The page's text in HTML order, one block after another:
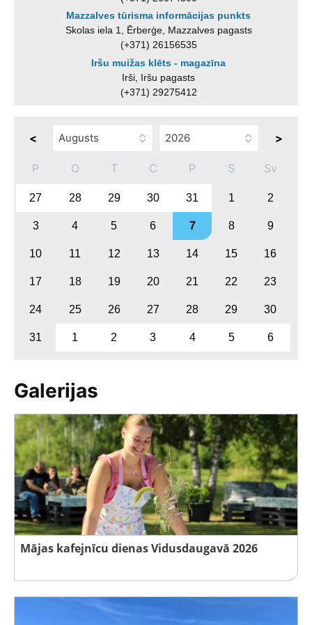
Mazzalves tūrisma informācijas punkts
Skolas iela 1, Ērberģe, Mazzalves pagasts
(+371) 26156535
Iršu muižas klēts - magazīna
Irši, Iršu pagasts
(+371) 29275412
< >
P O T C P S Sv
27 28 29 30 31 1 2
3 4 5 6 7 8 9
10 11 12 13 14 15 16
17 18 19 20 21 22 23
24 25 26 27 28 29 30
31 1 2 3 4 5 6
Galerijas
Mājas kafejnīcu dienas Vidusdaugavā 2026